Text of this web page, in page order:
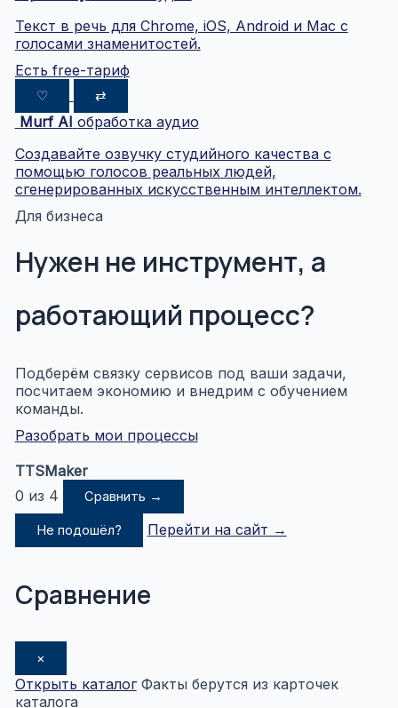
Текст в речь для Chrome, iOS, Android и Mac с
голосами знаменитостей.
Есть free-тариф
♡ ⇄
Murf AI обработка аудио
Создавайте озвучку студийного качества с
помощью голосов реальных людей,
сгенерированных искусственным интеллектом.
Для бизнеса
Нужен не инструмент, а
работающий процесс?
Подберём связку сервисов под ваши задачи,
посчитаем экономию и внедрим с обучением
команды.
Разобрать мои процессы
TTSMaker
0 из 4
Сравнить →
Не подошёл? Перейти на сайт →
Сравнение
×
Открыть каталог Факты берутся из карточек
каталога